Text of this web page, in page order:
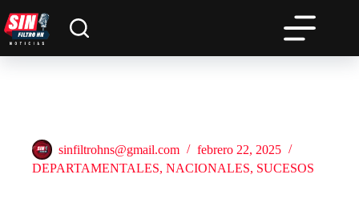
al
contenido
sinfiltrohns@gmail.com
febrero 22, 2025
DEPARTAMENTALES, NACIONALES, SUCESOS